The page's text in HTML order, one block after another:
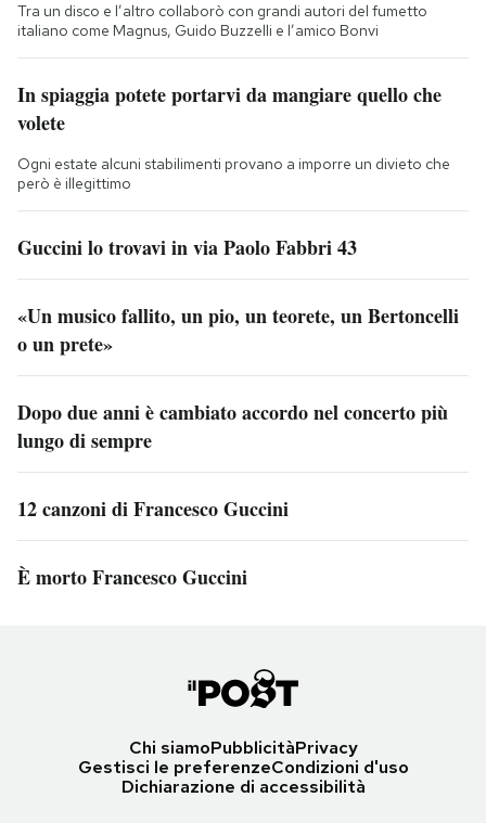
Tra un disco e l’altro collaborò con grandi autori del fumetto
italiano come Magnus, Guido Buzzelli e l’amico Bonvi
In spiaggia potete portarvi da mangiare quello che
volete
Ogni estate alcuni stabilimenti provano a imporre un divieto che
però è illegittimo
Guccini lo trovavi in via Paolo Fabbri 43
«Un musico fallito, un pio, un teorete, un Bertoncelli
o un prete»
Dopo due anni è cambiato accordo nel concerto più
lungo di sempre
12 canzoni di Francesco Guccini
È morto Francesco Guccini
Chi siamoPubblicitàPrivacy
Gestisci le preferenzeCondizioni d'uso
Dichiarazione di accessibilità